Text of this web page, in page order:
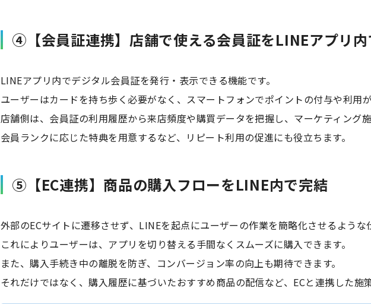
④【会員証連携】店舗で使える会員証をLINEアプリ内
LINEアプリ内でデジタル会員証を発行・表示できる機能です。
ユーザーはカードを持ち歩く必要がなく、スマートフォンでポイントの付与や利用が
店舗側は、会員証の利用履歴から来店頻度や購買データを把握し、マーケティング施
会員ランクに応じた特典を用意するなど、リピート利用の促進にも役立ちます。
⑤【EC連携】商品の購入フローをLINE内で完結
外部のECサイトに遷移させず、LINEを起点にユーザーの作業を簡略化させるような
これによりユーザーは、アプリを切り替える手間なくスムーズに購入できます。
また、購入手続き中の離脱を防ぎ、コンバージョン率の向上も期待できます。
それだけではなく、購入履歴に基づいたおすすめ商品の配信など、ECと連携した施